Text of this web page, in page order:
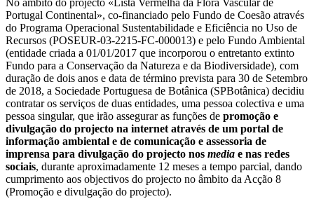
No âmbito do projecto «Lista Vermelha da Flora Vascular de
Portugal Continental», co-financiado pelo Fundo de Coesão através
do Programa Operacional Sustentabilidade e Eficiência no Uso de
Recursos (POSEUR-03-2215-FC-000013) e pelo Fundo Ambiental
(entidade criada a 01/01/2017 que incorporou o entretanto extinto
Fundo para a Conservação da Natureza e da Biodiversidade), com
duração de dois anos e data de término prevista para 30 de Setembro
de 2018, a Sociedade Portuguesa de Botânica (SPBotânica) decidiu
contratar os serviços de duas entidades, uma pessoa colectiva e uma
pessoa singular, que irão assegurar as funções de promoção e
divulgação do projecto na internet através de um portal de
informação ambiental e de comunicação e assessoria de
imprensa para divulgação do projecto nos media e nas redes
sociais, durante aproximadamente 12 meses a tempo parcial, dando
cumprimento aos objectivos do projecto no âmbito da Acção 8
(Promoção e divulgação do projecto).